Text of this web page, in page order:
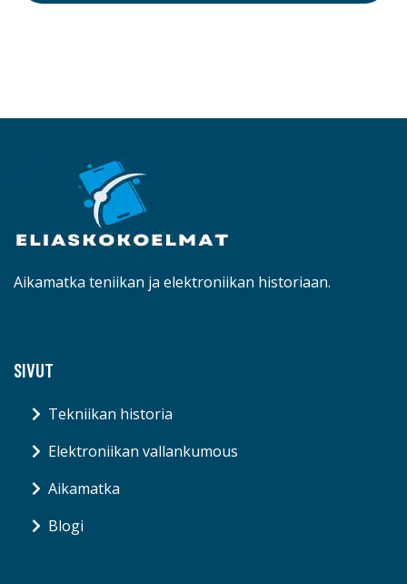
Aikamatka teniikan ja elektroniikan historiaan.
SIVUT
Tekniikan historia
Elektroniikan vallankumous
Aikamatka
Blogi